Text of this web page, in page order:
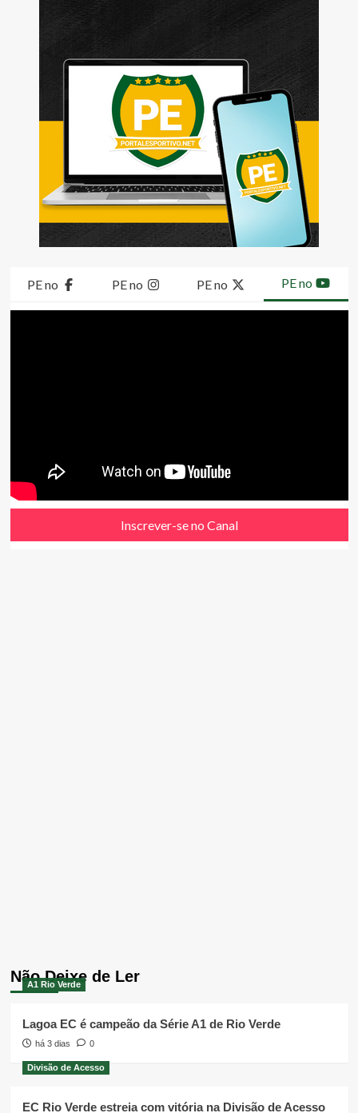
PE no PE no PE no PE no
Inscrever-se no Canal
Não Deixe de Ler
A1 Rio Verde
Lagoa EC é campeão da Série A1 de Rio Verde
há 3 dias 0
Divisão de Acesso
EC Rio Verde estreia com vitória na Divisão de Acesso